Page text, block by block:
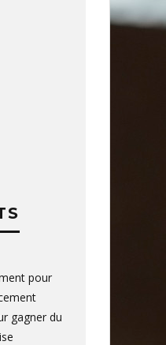
pour
gagner du